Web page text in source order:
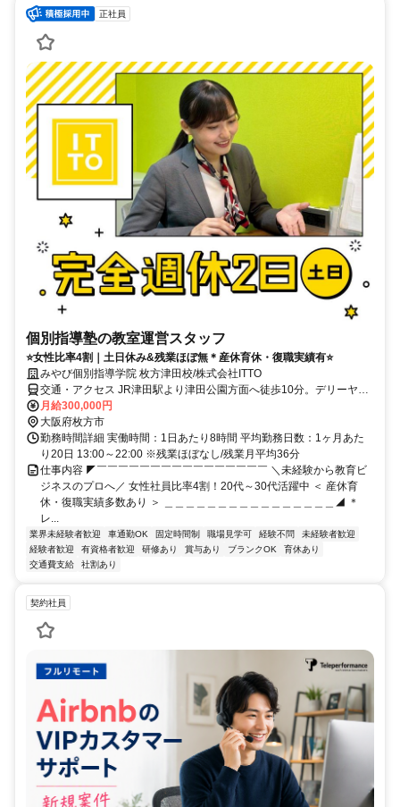
正社員
個別指導塾の教室運営スタッフ
⭐女性比率4割｜土日休み&残業ほぼ無＊産休育休・復職実績有⭐
みやび個別指導学院 枚方津田校/株式会社ITTO
交通・アクセス JR津田駅より津田公園方面へ徒歩10分。デリーヤマ
ザキ隣。
月給300,000円
大阪府枚方市
勤務時間詳細 実働時間：1日あたり8時間 平均勤務日数：1ヶ月あた
り20日 13:00～22:00 ※残業ほぼなし/残業月平均36分
仕事内容 ◤￣￣￣￣￣￣￣￣￣￣￣￣￣￣￣￣ ＼未経験から教育ビ
ジネスのプロへ／ 女性社員比率4割！20代～30代活躍中 ＜ 産休育
休・復職実績多数あり ＞ ＿＿＿＿＿＿＿＿＿＿＿＿＿＿＿＿◢ ＊
レ...
業界未経験者歓迎 車通勤OK 固定時間制 職場見学可 経験不問
未経験者歓迎
経験者歓迎
有資格者歓迎 研修あり 賞与あり ブランクOK
育休あり
交通費支給
社割あり
契約社員